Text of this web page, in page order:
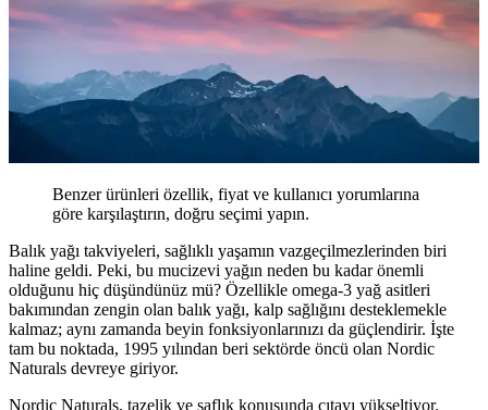
Benzer ürünleri özellik, fiyat ve kullanıcı yorumlarına
göre karşılaştırın, doğru seçimi yapın.
Balık yağı takviyeleri, sağlıklı yaşamın vazgeçilmezlerinden biri
haline geldi. Peki, bu mucizevi yağın neden bu kadar önemli
olduğunu hiç düşündünüz mü? Özellikle omega-3 yağ asitleri
bakımından zengin olan balık yağı, kalp sağlığını desteklemekle
kalmaz; aynı zamanda beyin fonksiyonlarınızı da güçlendirir. İşte
tam bu noktada, 1995 yılından beri sektörde öncü olan Nordic
Naturals devreye giriyor.
Nordic Naturals, tazelik ve saflık konusunda çıtayı yükseltiyor.